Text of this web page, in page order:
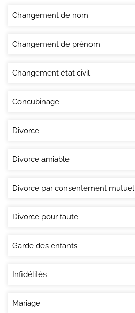
Changement de nom
Changement de prénom
Changement état civil
Concubinage
Divorce
Divorce amiable
Divorce par consentement mutuel
Divorce pour faute
Garde des enfants
Infidélités
Mariage